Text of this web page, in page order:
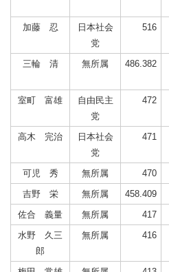
加藤 忍
日本社会
党
516
三輪 清
無所属 486.382
室町 富雄
自由民主
党
472
高木 完治
日本社会
党
471
可児 秀
無所属 470
吉野 栄
無所属 458.409
佐合 義量
無所属 417
水野 久三
郎
無所属 416